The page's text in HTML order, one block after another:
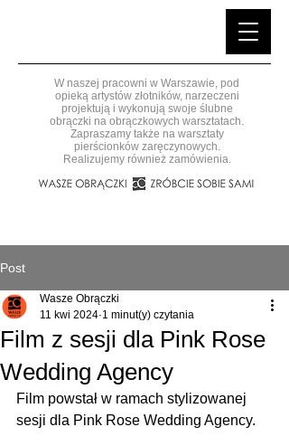
W naszej pracowni w Warszawie, pod
opieką artystów złotników, narzeczeni
projektują i wykonują swoje ślubne
obrączki na obrączkowych warsztatach.
Zapraszamy także na warsztaty
pierścionków zaręczynowych.
Realizujemy również zamówienia.
Post
Film z sesji dla Pink Rose
Wedding Agency
Wasze Obrączki
11 kwi 2024 1 minut(y) czytania
Film powstał w ramach stylizowanej
sesji dla Pink Rose Wedding Agency.